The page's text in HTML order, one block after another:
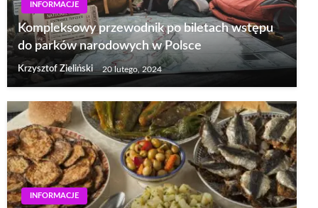
INFORMACJE
Kompleksowy przewodnik po biletach wstępu
do parków narodowych w Polsce
Krzysztof Zieliński 20 lutego, 2024
INFORMACJE